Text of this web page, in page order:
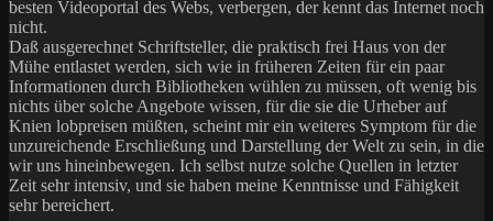
besten Videoportal des Webs, verbergen, der kennt das Internet noch
nicht.
Daß ausgerechnet Schriftsteller, die praktisch frei Haus von der
Mühe entlastet werden, sich wie in früheren Zeiten für ein paar
Informationen durch Bibliotheken wühlen zu müssen, oft wenig bis
nichts über solche Angebote wissen, für die sie die Urheber auf
Knien lobpreisen müßten, scheint mir ein weiteres Symptom für die
unzureichende Erschließung und Darstellung der Welt zu sein, in die
wir uns hineinbewegen. Ich selbst nutze solche Quellen in letzter
Zeit sehr intensiv, und sie haben meine Kenntnisse und Fähigkeit
sehr bereichert.